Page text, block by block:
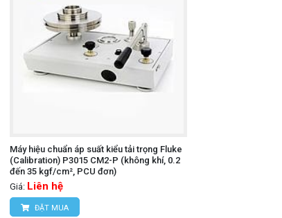
Máy hiệu chuẩn áp suất kiểu tải trọng Fluke
(Calibration) P3015 CM2-P (không khí, 0.2
đến 35 kgf/cm², PCU đơn)
Giá: Liên hệ
ĐẶT MUA